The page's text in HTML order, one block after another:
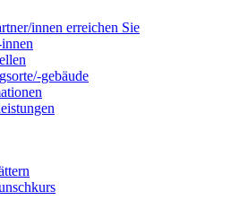
innen erreichen Sie
gebäude